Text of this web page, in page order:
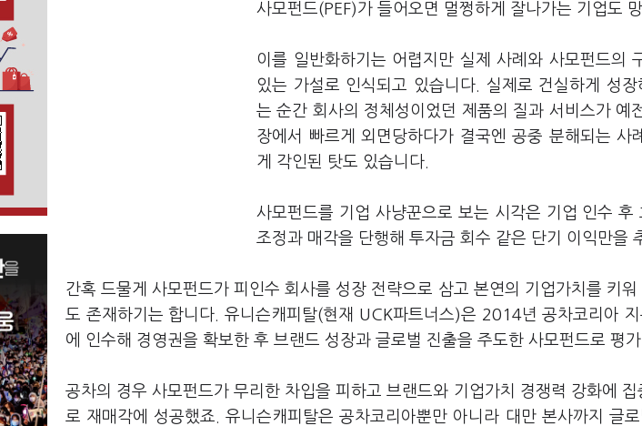
사모펀드(PEF)가 들어오면 멀쩡하게 잘나가는 기업도
이를 일반화하기는 어렵지만 실제 사례와 사모펀드의
있는 가설로 인식되고 있습니다. 실제로 건실하게 성
는 순간 회사의 정체성이었던 제품의 질과 서비스가 예
장에서 빠르게 외면당하다가 결국엔 공중 분해되는 사
게 각인된 탓도 있습니다.
사모펀드를 기업 사냥꾼으로 보는 시각은 기업 인수 후
조정과 매각을 단행해 투자금 회수 같은 단기 이익만을
간혹 드물게 사모펀드가 피인수 회사를 성장 전략으로 삼고 본연의 기업가치를 키워
도 존재하기는 합니다. 유니슨캐피탈(현재 UCK파트너스)은 2014년 공차코리아
에 인수해 경영권을 확보한 후 브랜드 성장과 글로벌 진출을 주도한 사모펀드로 평
공차의 경우 사모펀드가 무리한 차입을 피하고 브랜드와 기업가치 경쟁력 강화에
로 재매각에 성공했죠. 유니슨캐피탈은 공차코리아뿐만 아니라 대만 본사까지 글